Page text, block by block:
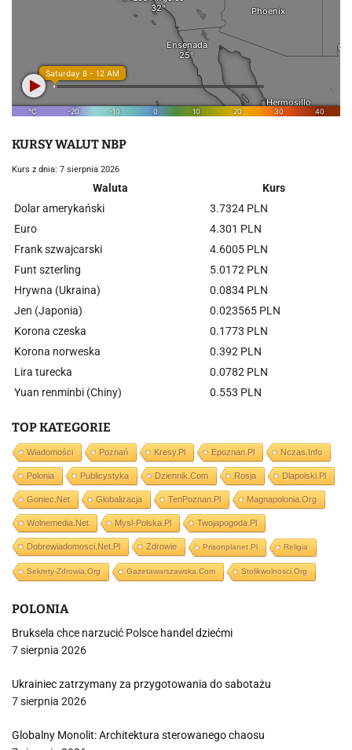
KURSY WALUT NBP
Kurs z dnia: 7 sierpnia 2026
Waluta
Kurs
Dolar amerykański
3.7324 PLN
Euro
4.301 PLN
Frank szwajcarski
4.6005 PLN
Funt szterling
5.0172 PLN
Hrywna (Ukraina)
0.0834 PLN
Jen (Japonia)
0.023565 PLN
Korona czeska
0.1773 PLN
Korona norweska
0.392 PLN
Lira turecka
0.0782 PLN
Yuan renminbi (Chiny)
0.553 PLN
TOP KATEGORIE
Wiadomości Poznań Kresy.pl Epoznan.pl Nczas.info
Polonia Publicystyka Dziennik.com Rosja Dlapolski.pl
Goniec.net Globalizacja TenPoznan.pl Magnapolonia.org
Wolnemedia.net Mysl-Polska.pl Twojapogoda.pl
Dobrewiadomosci.net.pl Zdrowie Prisonplanet.pl Religia
Sekrety-Zdrowia.org Gazetawarszawska.com Stolikwolnosci.org
POLONIA
Bruksela chce narzucić Polsce handel dziećmi
7 sierpnia 2026
Ukrainiec zatrzymany za przygotowania do sabotażu
7 sierpnia 2026
Globalny Monolit: Architektura sterowanego chaosu